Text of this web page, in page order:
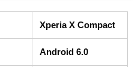
Xperia X Compact
Android 6.0